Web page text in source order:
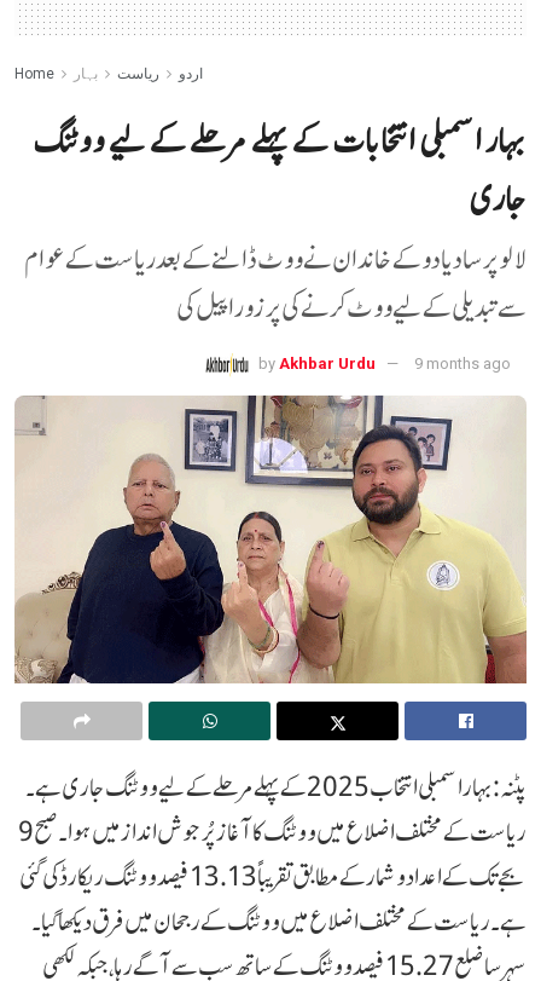
Home اردو ریاست بہار
بہار اسمبلی انتخابات کے پہلے مرحلے کے لیے ووٹنگ
جاری
لالو پرساد یادو کے خاندان نے ووٹ ڈالنے کے بعد ریاست کے عوام
سے تبدیلی کے لیے ووٹ کرنے کی پرزور اپیل کی
by Akhbar Urdu 9 months ago
پٹنہ: بہار اسمبلی انتخاب 2025 کے پہلے مرحلے کے لیے ووٹنگ جاری ہے۔
ریاست کے مختلف اضلاع میں ووٹنگ کا آغاز پُرجوش انداز میں ہوا۔ صبح 9
بجے تک کے اعداد و شمار کے مطابق تقریباً 13.13 فیصد ووٹنگ ریکارڈ کی گئی
ہے۔ ریاست کے مختلف اضلاع میں ووٹنگ کے رجحان میں فرق دیکھا گیا۔
سہرسا ضلع 15.27 فیصد ووٹنگ کے ساتھ سب سے آگے رہا، جبکہ لکھی